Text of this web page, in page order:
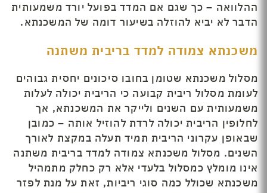
ההלוואה – כך שגם אם המדד בפועל יורד משמעותית
הדבר לא יביא להוזלה בשיעור דומה של המשכנתא.
משכנתא צמודה למדד בריבית משתנה
מסלול משכנתא שטומן בחובו סיכונים יחסית גבוהים
לעומת מסלול ריבית קבועה כי הריבית יכולה לעלות
משמעותית עם השנים ולייקר את המשכנתא, אך
לחלופין הריבית יכולה לרדת להוזיל אותה – כמובן
שבאופן עקרוני הריבית תמיד תעלה במקצת לאורך
השנים. מסלול משכנתא צמודה למדד בריבית משתנה
אינו מומלץ כמסלול בלעדי אלא רק כחלק מתמהיל
משכנתא שכולל כמה סוגי ריביות, זאת על מנת לפזר